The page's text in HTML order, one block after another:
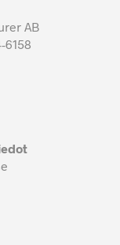
AB
6158